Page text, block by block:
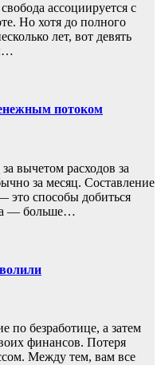
ассоциируется с
Но хотя до полного
лет, вот девять
потоком
вычетом расходов за
за месяц. Составление
это способы добиться
— больше…
по безработице, а затем
финансов. Потеря
Между тем, вам все